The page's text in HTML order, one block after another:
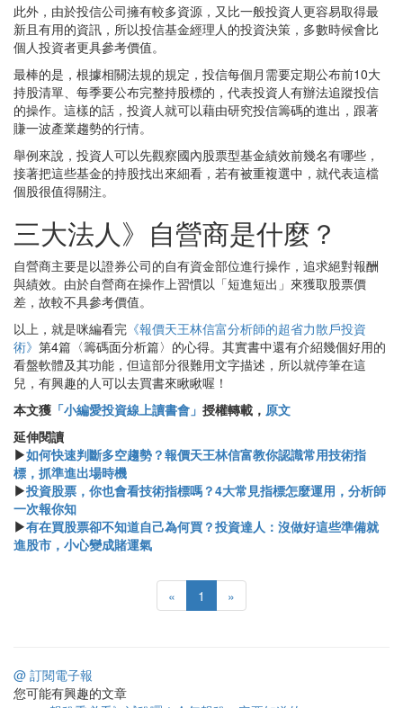
此外，由於投信公司擁有較多資源，又比一般投資人更容易取得最
新且有用的資訊，所以投信基金經理人的投資決策，多數時候會比
個人投資者更具參考價值。
最棒的是，根據相關法規的規定，投信每個月需要定期公布前10大
持股清單、每季要公布完整持股標的，代表投資人有辦法追蹤投信
的操作。這樣的話，投資人就可以藉由研究投信籌碼的進出，跟著
賺一波產業趨勢的行情。
舉例來說，投資人可以先觀察國內股票型基金績效前幾名有哪些，
接著把這些基金的持股找出來細看，若有被重複選中，就代表這檔
個股很值得關注。
三大法人》自營商是什麼？
自營商主要是以證券公司的自有資金部位進行操作，追求絕對報酬
與績效。由於自營商在操作上習慣以「短進短出」來獲取股票價
差，故較不具參考價值。
以上，就是咪編看完 《報價天王林信富分析師的超省力散戶投資
術》 第4篇〈籌碼面分析篇〉的心得。其實書中還有介紹幾個好用的
看盤軟體及其功能，但這部分很難用文字描述，所以就停筆在這
兒，有興趣的人可以去買書來瞅瞅喔！
本文獲 「小編愛投資線上讀書會」 授權轉載， 原文
延伸閱讀
▶如何快速判斷多空趨勢？報價天王林信富教你認識常用技術指
標，抓準進出場時機
▶投資股票，你也會看技術指標嗎？4大常見指標怎麼運用，分析師
一次報你知
▶有在買股票卻不知道自己為何買？投資達人：沒做好這些準備就
進股市，小心變成賭運氣
« 1 »
@ 訂閱電子報
您可能有興趣的文章